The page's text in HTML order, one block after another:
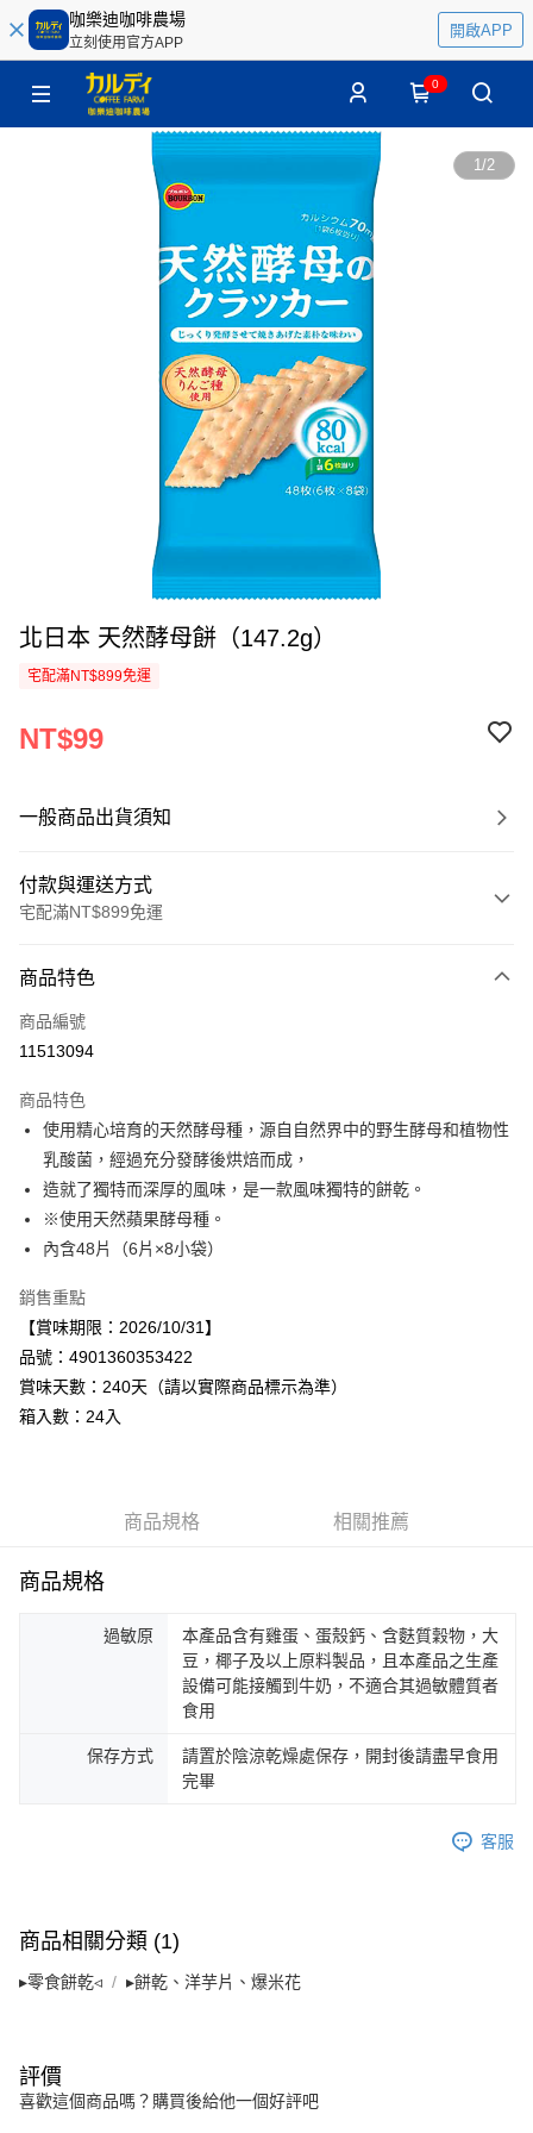
咖樂迪咖啡農場
立刻使用官方APP
開啟APP
0
1/2
北日本 天然酵母餅（147.2g）
宅配滿NT$899免運
NT$99
一般商品出貨須知
付款與運送方式
宅配滿NT$899免運
信用卡一次付款
LINE Pay
街口支付
悠遊付
Google Pay
全盈+PAY
AFTEE先享後付
相關說明
【關於「AFTEE先享後付」】
AFTEE先享後付是「在收到商品之後才付款」的支付方式。 讓您購物簡單
便利好安心！
１．簡單：不需註冊會員、不需綁卡、不需儲值。
１．於結帳方式選擇「AFTEE先享後付」後，將跳轉至「AFTEE先享後付」
２．訂單成立數日內，您將收到繳費通知簡訊。
３．收到繳費通知簡訊後14天內，點擊此簡訊中的連結，可透過四大超商／
※ 請注意：結帳手續完成當下不需立刻繳費，但若您需要取消訂單，請聯絡
購買商品的店家。未經商家同意取消之訂單仍視為有效，需透過AFTEE先享
※ 交易是否成功請以「AFTEE先享後付 」之結帳頁面顯示為準，若有關於
是否繳費成功／繳費後需取消欲退款等相關疑問，請聯繫「AFTEE先享後付
「AFTEE先享後付」，若未經同意申辦者引起之損失，本公司不負相關責
任。
４．使用「AFTEE先享後付」時，將依據個別帳號之用戶狀況，依本公司即
恩沛科技股份有限公司將有權停止該用戶之使用額度並採取法律行動。
運送方式
宅配
商品特色
商品編號
11513094
商品特色
使用精心培育的天然酵母種，源自自然界中的野生酵母和植物性
乳酸菌，經過充分發酵後烘焙而成，
造就了獨特而深厚的風味，是一款風味獨特的餅乾。
※使用天然蘋果酵母種。
內含48片（6片×8小袋）
銷售重點
【賞味期限：2026/10/31】
品號：4901360353422
賞味天數：240天（請以實際商品標示為準）
箱入數：24入
商品規格 相關推薦
商品規格
過敏原
本產品含有雞蛋、蛋殼鈣、含麩質穀物，大
豆，椰子及以上原料製品，且本產品之生產
設備可能接觸到牛奶，不適合其過敏體質者
食用
保存方式
請置於陰涼乾燥處保存，開封後請盡早食用
完畢
客服
商品相關分類 (1)
▸零食餅乾◃ ▸餅乾、洋芋片、爆米花
評價
喜歡這個商品嗎？購買後給他一個好評吧